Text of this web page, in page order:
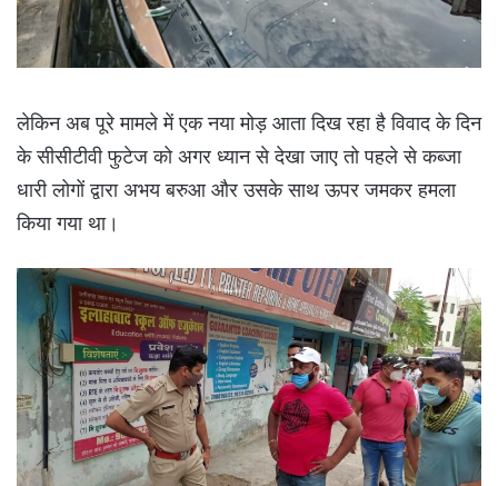
लेकिन अब पूरे मामले में एक नया मोड़ आता दिख रहा है विवाद के दिन
के सीसीटीवी फुटेज को अगर ध्यान से देखा जाए तो पहले से कब्जा
धारी लोगों द्वारा अभय बरुआ और उसके साथ ऊपर जमकर हमला
किया गया था।